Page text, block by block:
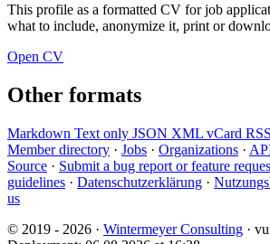
This profile as a formatted CV for job
what to include, anonymize it, print or
Open CV
Other formats
Markdown Text only JSON XML vCard RSS
Member directory · Jobs · Organizations ·
Source · Submit a bug report or feature
guidelines · Datenschutzerklärung ·
us
© 2019 - 2026 · Wintermeyer Consulting ·